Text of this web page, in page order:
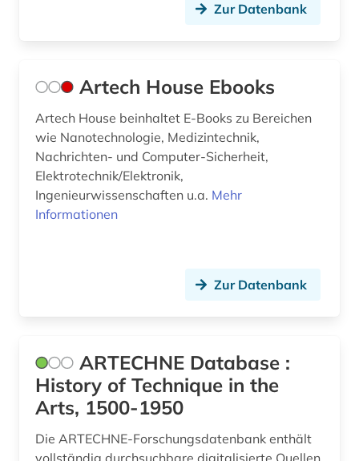
freie plattform (1)
funktechnik (1)
förderpreis für deutsche wissenschaftler im g.
w. leibniz-programm (1)
gebrauchsmusterrecherche (3)
gebrauchsmusterrecht (5)
gefahrstoffe (1)
Zur Datenbank
Artech House Ebooks
Artech House beinhaltet E-Books zu Bereichen
wie Nanotechnologie, Medizintechnik,
Nachrichten- und Computer-Sicherheit,
Elektrotechnik/Elektronik,
Ingenieurwissenschaften u.a. Mehr
Informationen
Zur Datenbank
ARTECHNE Database :
History of Technique in the
Arts, 1500-1950
Die ARTECHNE-Forschungsdatenbank enthält
vollständig durchsuchbare digitalisierte Quellen